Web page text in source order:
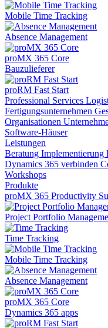
Mobile Time Tracking
Absence Management
proMX 365 Core
Bauzulieferer
proRM Fast Start
Professional Services
Fertigungsunternehmen
Organisationen
Software-Häuser
Leistungen
Beratung Implementierung
Dynamics 365 verbinden
Workshops
Produkte
proMX 365 Productivity
Project Portfolio
Time Tracking
Mobile Time Tracking
Absence Management
proMX 365 Core
Dynamics 365 apps